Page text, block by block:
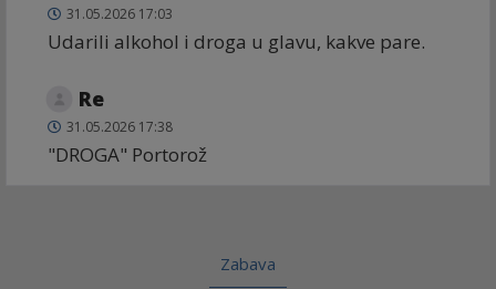
31.05.2026 17:03
Udarili alkohol i droga u glavu, kakve pare.
Re
31.05.2026 17:38
"DROGA" Portorož
Zabava